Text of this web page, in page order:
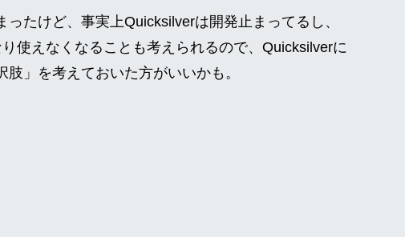
たけど、事実上Quicksilverは開発止まってるし、
使えなくなることも考えられるので、Quicksilverに
」を考えておいた方がいいかも。